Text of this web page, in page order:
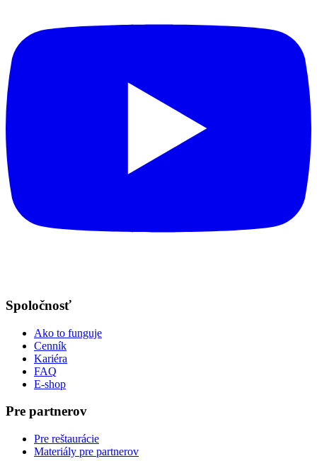
Spoločnosť
Ako to funguje
Cenník
Kariéra
FAQ
E-shop
Pre partnerov
Pre reštaurácie
Materiály pre partnerov